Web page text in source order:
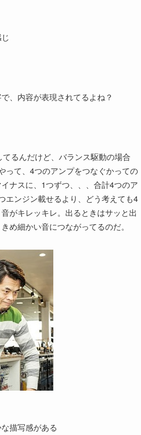
、内容が表現されてるよね？
るんだけど、バランス駆動の場合
って、4つのアンプをつなぐかっての
ナスに、1つずつ、、、合計4つのア
エンジン載せるより、どう考えても4
がキレッキレ。出るときはサッと出
め細かい音につながってるのだ。
描写感がある